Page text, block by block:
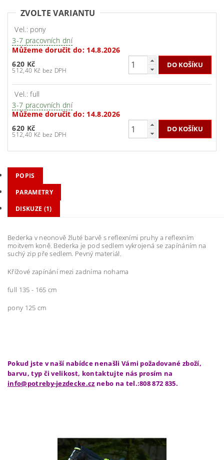
ZVOLTE VARIANTU
Vel.: pony
3-7 pracovních dní
Můžeme doručit do: 14.8.2026
620 Kč
512,40 Kč bez DPH
Vel.: full
3-7 pracovních dní
Můžeme doručit do: 14.8.2026
620 Kč
512,40 Kč bez DPH
POPIS
PARAMETRY
DISKUZE (1)
Bederka v neonově žluté barvě s reflexními pruhy a reflexním
moitvem koně. Bederka je pod sedlem vykrojená se zapínáním na
suchý zip pře sedlem. Pevný materiál.
Křížové zapínání mezi zadníma nohama
full 135 - 165 cm
pony 125 cm
Pokud jste v naší nabídce nenašli Vámi požadované zboží,
barvu, typ či velikost, kontaktujte nás prosím na
info@potreby-jezdecke.cz nebo na tel.:808 872 835.